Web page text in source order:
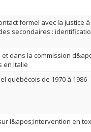
formel avec la justice à
secondaires :
dans la commission
en Italie
québécois de 1970 à 1986
l&apos;intervention en